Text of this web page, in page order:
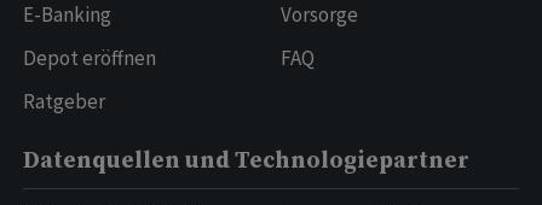
E-Banking
Depot eröffnen
Ratgeber
Vorsorge
FAQ
Datenquellen und Technologiepartner